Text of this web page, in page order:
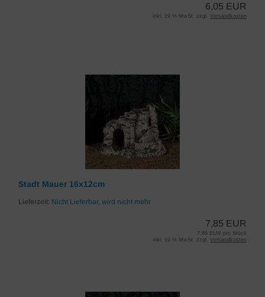
6,05 EUR
inkl. 19 % MwSt. zzgl. Versandkosten
Stadt Mauer 16x12cm
Lieferzeit: Nicht Lieferbar, wird nicht mehr
7,85 EUR
7,85 EUR pro Stück
inkl. 19 % MwSt. zzgl. Versandkosten